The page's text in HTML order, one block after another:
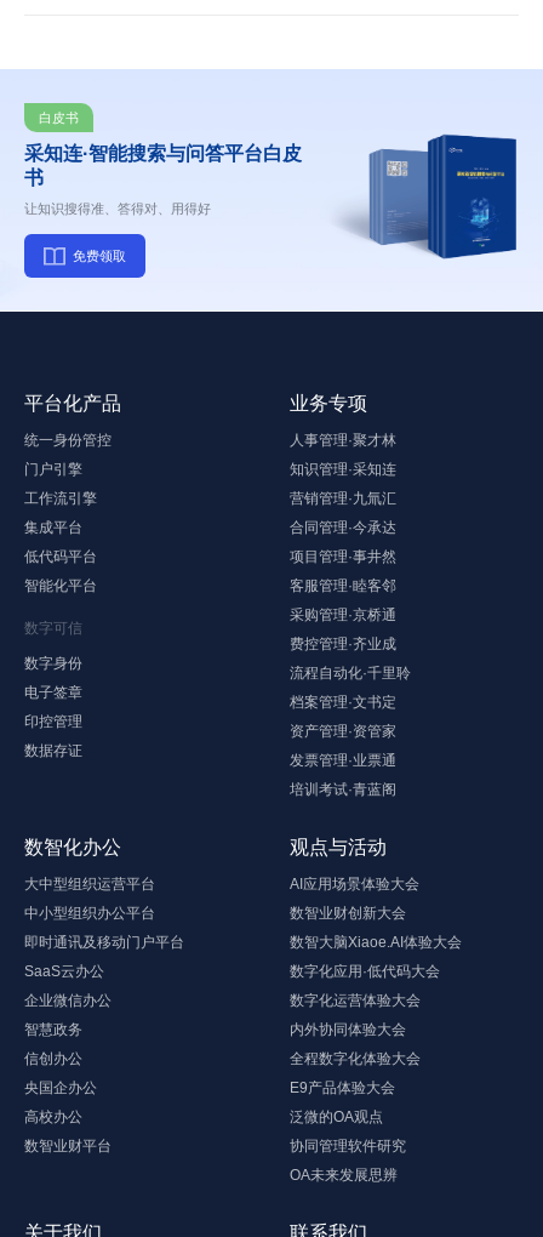
白皮书
采知连·智能搜索与问答平台白皮
书
让知识搜得准、答得对、用得好
免费领取
平台化产品
统一身份管控
门户引擎
工作流引擎
集成平台
低代码平台
智能化平台
数字可信
数字身份
电子签章
印控管理
数据存证
业务专项
人事管理·聚才林
知识管理·采知连
营销管理·九氚汇
合同管理·今承达
项目管理·事井然
客服管理·睦客邻
采购管理·京桥通
费控管理·齐业成
流程自动化·千里聆
档案管理·文书定
资产管理·资管家
发票管理·业票通
培训考试·青蓝阁
数智化办公
大中型组织运营平台
中小型组织办公平台
即时通讯及移动门户平台
SaaS云办公
企业微信办公
智慧政务
信创办公
央国企办公
高校办公
数智业财平台
观点与活动
AI应用场景体验大会
数智业财创新大会
数智大脑Xiaoe.AI体验大会
数字化应用·低代码大会
数字化运营体验大会
内外协同体验大会
全程数字化体验大会
E9产品体验大会
泛微的OA观点
协同管理软件研究
OA未来发展思辨